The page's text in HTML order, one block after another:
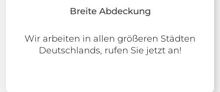
Breite Abdeckung
Wir arbeiten in allen größeren Städten
Deutschlands, rufen Sie jetzt an!